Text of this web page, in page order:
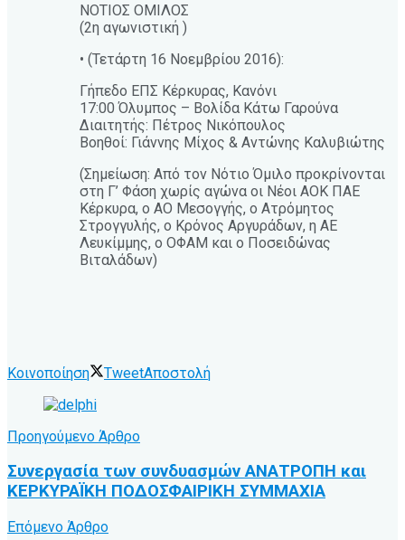
ΝΟΤΙΟΣ ΟΜΙΛΟΣ
(2η αγωνιστική )
• (Τετάρτη 16 Νοεμβρίου 2016):
Γήπεδο ΕΠΣ Κέρκυρας, Κανόνι
17:00 Όλυμπος – Βολίδα Κάτω Γαρούνα
Διαιτητής: Πέτρος Νικόπουλος
Βοηθοί: Γιάννης Μίχος & Αντώνης Καλυβιώτης
(Σημείωση: Από τον Νότιο Όμιλο προκρίνονται
στη Γ’ Φάση χωρίς αγώνα οι Νέοι ΑΟΚ ΠΑΕ
Κέρκυρα, ο ΑΟ Μεσογγής, ο Ατρόμητος
Στρογγυλής, ο Κρόνος Αργυράδων, η ΑΕ
Λευκίμμης, ο ΟΦΑΜ και ο Ποσειδώνας
Βιταλάδων)
Κοινοποίηση TweetΑποστολή
Προηγούμενο Άρθρο
Συνεργασία των συνδυασμών ΑΝΑΤΡΟΠΗ και
ΚΕΡΚΥΡΑΪΚΗ ΠΟΔΟΣΦΑΙΡΙΚΗ ΣΥΜΜΑΧΙΑ
Επόμενο Άρθρο